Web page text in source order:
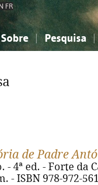
FR
Sobre Pesquisa
Ciências sociais...
Ciências sociais...
de Padre
- 4ª ed. - Forte da
- ISBN 978-972-